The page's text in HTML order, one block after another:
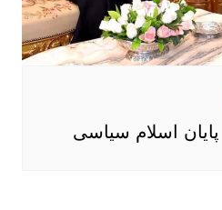
اسلام سیاسی